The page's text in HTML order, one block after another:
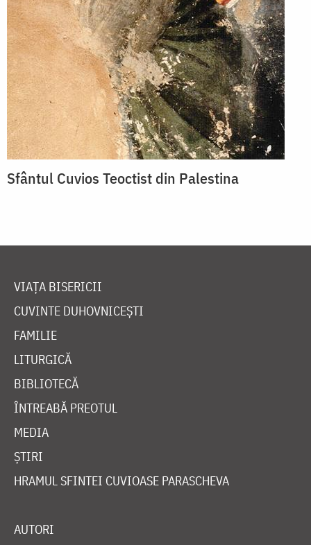
Sfântul Cuvios Teoctist din Palestina
VIAȚA BISERICII
CUVINTE DUHOVNICEȘTI
FAMILIE
LITURGICĂ
BIBLIOTECĂ
ÎNTREABĂ PREOTUL
MEDIA
ȘTIRI
HRAMUL SFINTEI CUVIOASE PARASCHEVA
AUTORI